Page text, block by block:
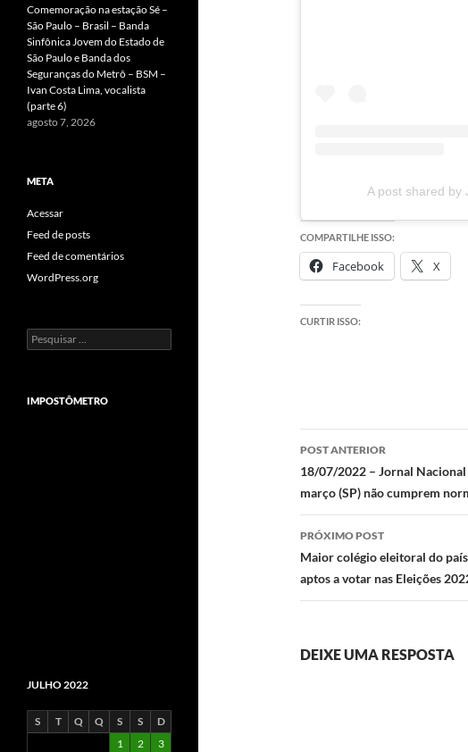
A post shared by
COMPARTILHE ISSO:
Facebook X
CURTIR ISSO:
Navegação
de
posts
POST ANTERIOR
18/07/2022 – Jornal Nacional
março (SP) não cumprem
PRÓXIMO POST
Maior colégio eleitoral do
aptos a votar nas Eleições
DEIXE UMA RESPOSTA
Comemoração na estação Sé –
São Paulo – Brasil – Banda
Sinfônica Jovem do Estado de
São Paulo e Banda dos
Seguranças do Metrô – BSM –
Ivan Costa Lima, vocalista
(parte 6)
agosto 7, 2026
META
Acessar
Feed de posts
Feed de comentários
WordPress.org
Pesquisar
por:
IMPOSTÔMETRO
JULHO 2022
S T Q Q S S
D
1
2
3